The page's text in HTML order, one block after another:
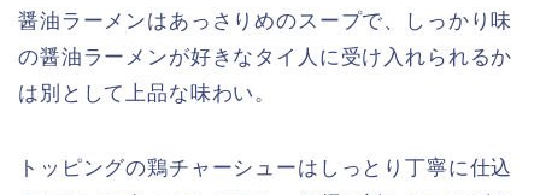
醤油ラーメンはあっさりめのスープで、しっかり味
の醤油ラーメンが好きなタイ人に受け入れられるか
は別として上品な味わい。
トッピングの鶏チャーシューはしっとり丁寧に仕込